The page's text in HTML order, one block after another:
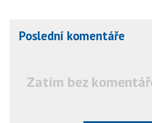
Poslední komentáře
Zatím bez